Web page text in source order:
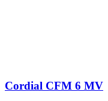
Cordial CFM 6 MV